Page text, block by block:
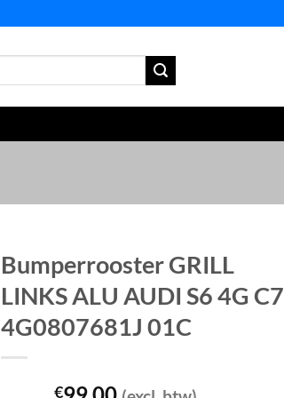
Bumperrooster GRILL
LINKS ALU AUDI S6 4G C7
4G0807681J 01C
€